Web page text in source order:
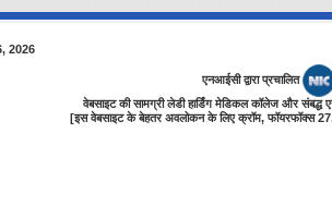
2026
एनआईसी द्वारा प्रचालित
वेबसाइट की सामग्री लेडी हार्डिंग मेडिकल कॉलेज और
[इस वेबसाइट के बेहतर अवलोकन के लिए क्रॉम, फॉयरफॉक्‍स